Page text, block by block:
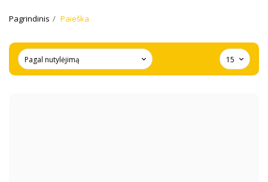
Pagrindinis Paieška